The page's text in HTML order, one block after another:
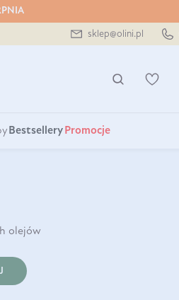
sklep@olini.pl
Bestsellery Promocje
olejów